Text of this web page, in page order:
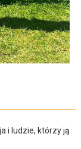
i ludzie, którzy ją